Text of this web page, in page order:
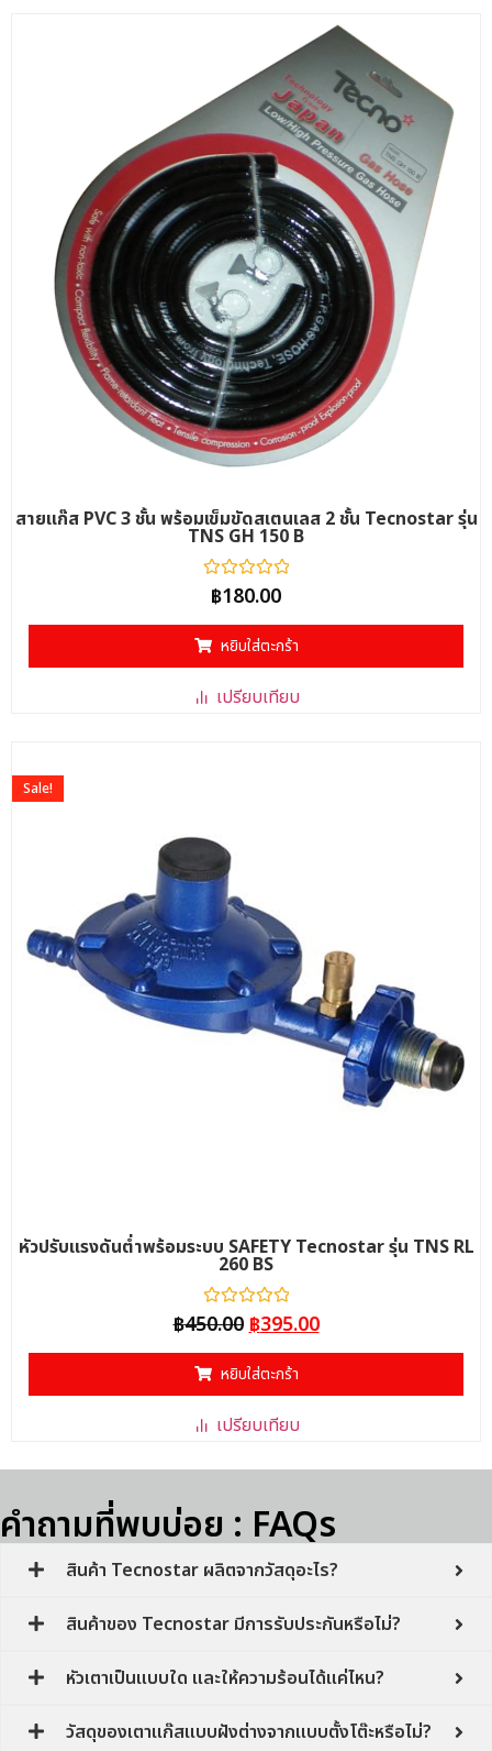
สายแก๊ส PVC 3 ชั้น พร้อมเข็มขัดสเตนเลส 2 ชั้น Tecnostar รุ่น
TNS GH 150 B
ให้
คะแนน
0
ตั้งแต่
1-
5
฿180.00
หยิบใส่ตะกร้า
เปรียบเทียบ
หัวปรับแรงดันต่ำพร้อมระบบ SAFETY Tecnostar รุ่น TNS RL
260 BS
ให้
คะแนน
0
ตั้งแต่
1-
5
฿450.00฿395.00
Sale!
หยิบใส่ตะกร้า
เปรียบเทียบ
คำถามที่พบบ่อย : FAQs
สินค้า Tecnostar ผลิตจากวัสดุอะไร?
สินค้าของ Tecnostar มีการรับประกันหรือไม่?
หัวเตาเป็นแบบใด และให้ความร้อนได้แค่ไหน?
วัสดุของเตาแก๊สแบบฝังต่างจากแบบตั้งโต๊ะหรือไม่?